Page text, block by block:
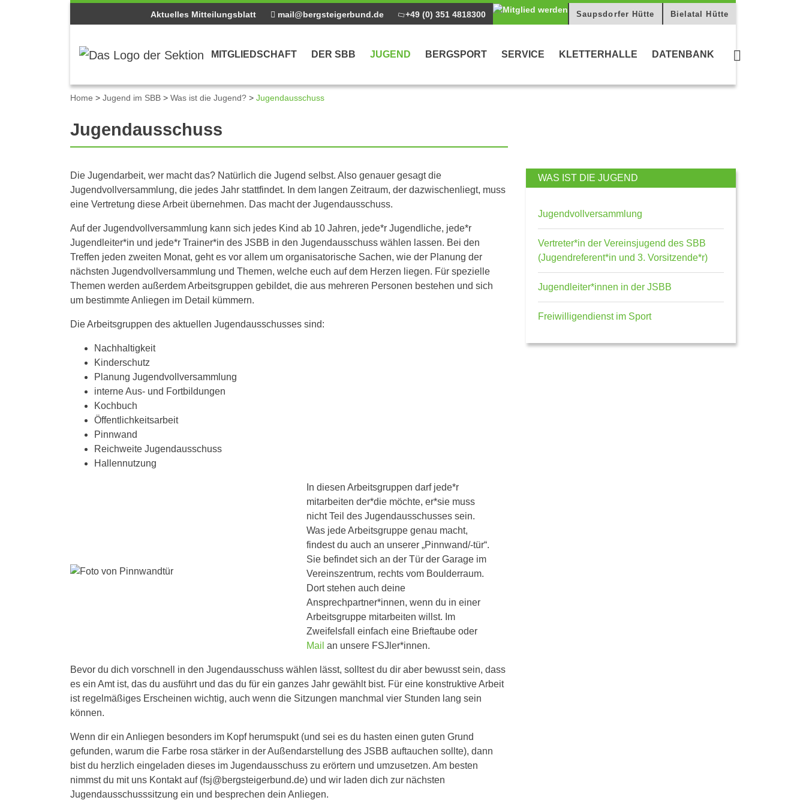
Aktuelles Mitteilungsblatt mail@bergsteigerbund.de +49 (0) 351 4818300 Saupsdorfer Hütte Bielatal Hütte
MITGLIEDSCHAFT DER SBB JUGEND BERGSPORT SERVICE KLETTERHALLE DATENBANK
Home > Jugend im SBB > Was ist die Jugend? > Jugendausschuss
Jugendausschuss
Die Jugendarbeit, wer macht das? Natürlich die Jugend selbst. Also genauer gesagt die
Jugendvollversammlung, die jedes Jahr stattfindet. In dem langen Zeitraum, der dazwischenliegt, muss
eine Vertretung diese Arbeit übernehmen. Das macht der Jugendausschuss.
Auf der Jugendvollversammlung kann sich jedes Kind ab 10 Jahren, jede*r Jugendliche, jede*r
Jugendleiter*in und jede*r Trainer*in des JSBB in den Jugendausschuss wählen lassen. Bei den
Treffen jeden zweiten Monat, geht es vor allem um organisatorische Sachen, wie der Planung der
nächsten Jugendvollversammlung und Themen, welche euch auf dem Herzen liegen. Für spezielle
Themen werden außerdem Arbeitsgruppen gebildet, die aus mehreren Personen bestehen und sich
um bestimmte Anliegen im Detail kümmern.
Die Arbeitsgruppen des aktuellen Jugendausschusses sind:
Nachhaltigkeit
Kinderschutz
Planung Jugendvollversammlung
interne Aus- und Fortbildungen
Kochbuch
Öffentlichkeitsarbeit
Pinnwand
Reichweite Jugendausschuss
Hallennutzung
In diesen Arbeitsgruppen darf jede*r
mitarbeiten der*die möchte, er*sie muss
nicht Teil des Jugendausschusses sein.
Was jede Arbeitsgruppe genau macht,
findest du auch an unserer „Pinnwand/-tür“.
Sie befindet sich an der Tür der Garage im
Vereinszentrum, rechts vom Boulderraum.
Dort stehen auch deine
Ansprechpartner*innen, wenn du in einer
Arbeitsgruppe mitarbeiten willst. Im
Zweifelsfall einfach eine Brieftaube oder
Mail an unsere FSJler*innen.
Bevor du dich vorschnell in den Jugendausschuss wählen lässt, solltest du dir aber bewusst sein, dass
es ein Amt ist, das du ausführt und das du für ein ganzes Jahr gewählt bist. Für eine konstruktive Arbeit
ist regelmäßiges Erscheinen wichtig, auch wenn die Sitzungen manchmal vier Stunden lang sein
können.
Wenn dir ein Anliegen besonders im Kopf herumspukt (und sei es du hasten einen guten Grund
gefunden, warum die Farbe rosa stärker in der Außendarstellung des JSBB auftauchen sollte), dann
bist du herzlich eingeladen dieses im Jugendausschuss zu erörtern und umzusetzen. Am besten
nimmst du mit uns Kontakt auf (fsj@bergsteigerbund.de) und wir laden dich zur nächsten
Jugendausschusssitzung ein und besprechen dein Anliegen.
WAS IST DIE JUGEND
Jugendvollversammlung
Vertreter*in der Vereinsjugend des SBB
(Jugendreferent*in und 3. Vorsitzende*r)
Jugendleiter*innen in der JSBB
Freiwilligendienst im Sport